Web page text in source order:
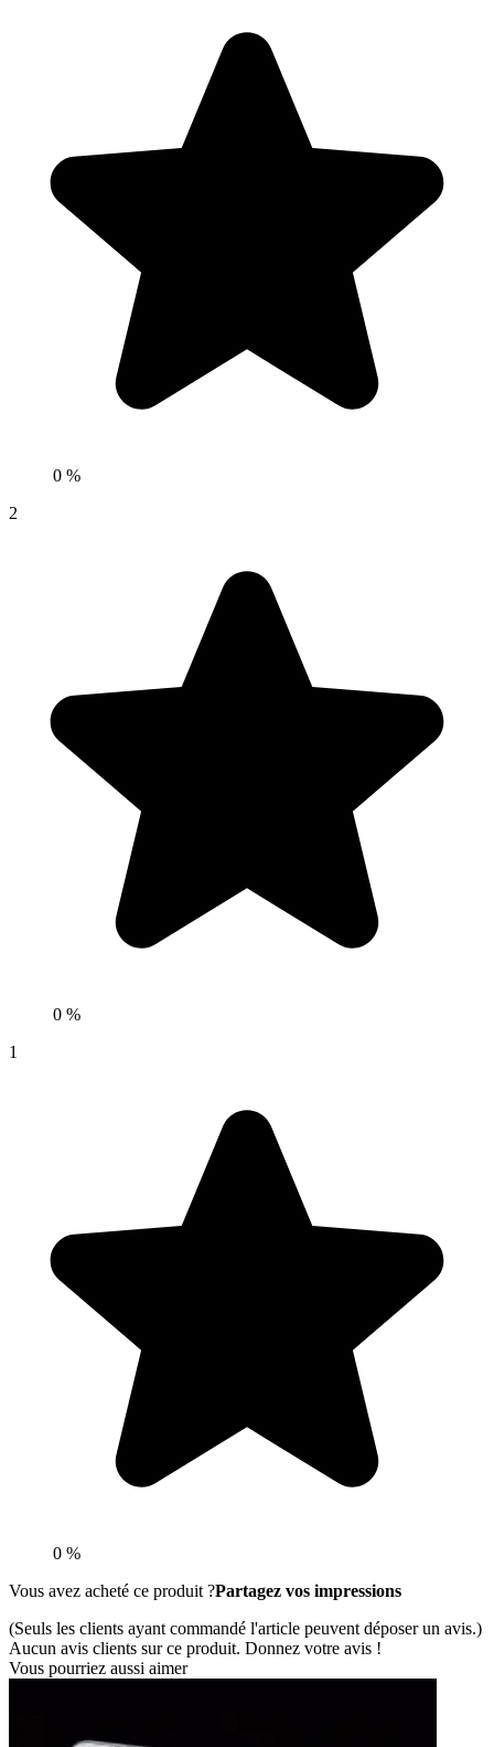
0 %
2
0 %
1
0 %
Vous avez acheté ce produit ?Partagez vos impressions
(Seuls les clients ayant commandé l'article peuvent déposer un avis.)
Aucun avis clients sur ce produit. Donnez votre avis !
Vous pourriez aussi aimer